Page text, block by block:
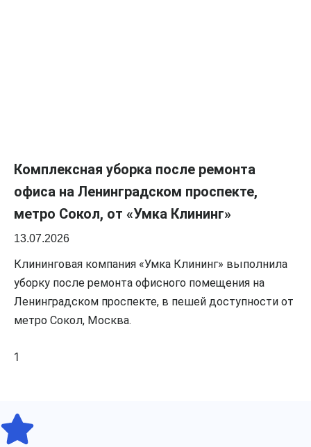
Комплексная уборка после ремонта
офиса на Ленинградском проспекте,
метро Сокол, от «Умка Клининг»
13.07.2026
Клининговая компания «Умка Клининг» выполнила
уборку после ремонта офисного помещения на
Ленинградском проспекте, в пешей доступности от
метро Сокол, Москва.